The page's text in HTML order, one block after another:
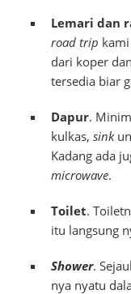
Lemari dan
road trip
dari koper
tersedia biar
Dapur.
kulkas, sink
Kadang ada
microwave.
Toilet.
itu langsung
Shower.
nya nyatu